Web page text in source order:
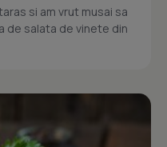
si am vrut musai sa
de salata de vinete din